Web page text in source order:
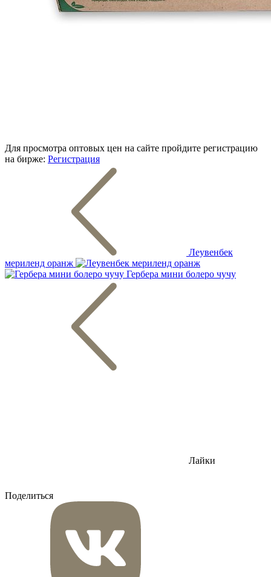
Для просмотра оптовых цен на сайте пройдите регистрацию
на бирже: Регистрация
Леувенбек
мериленд оранж
Гербера мини болеро чучу
Лайки
Поделиться